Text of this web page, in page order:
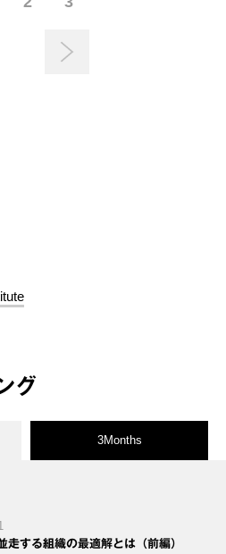
グ
3Months
走する組織の最適解とは（前編）